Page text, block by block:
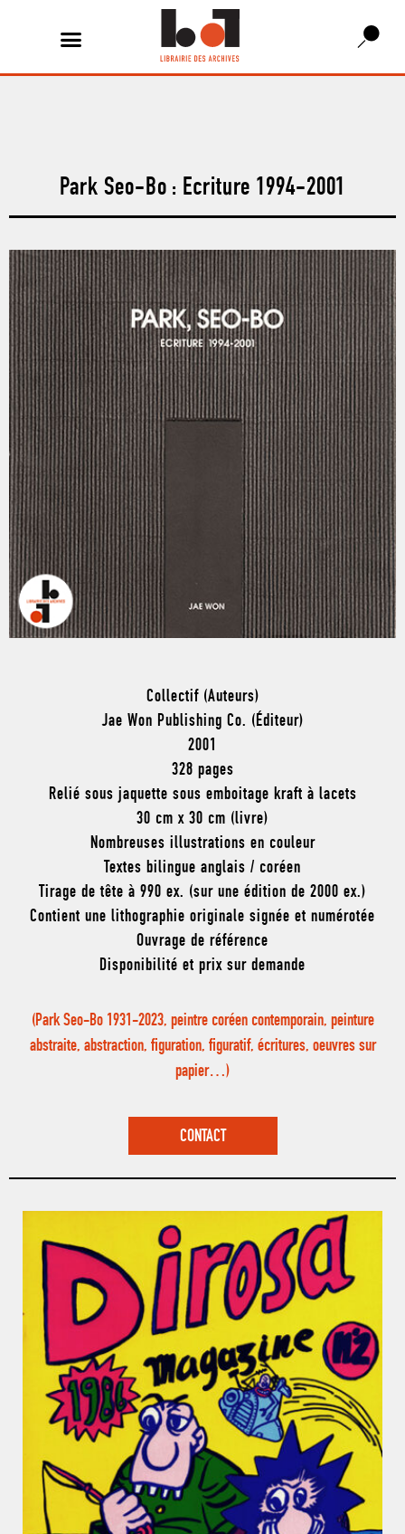
Park Seo-Bo : Ecriture 1994-2001
Collectif (Auteurs)
Jae Won Publishing Co. (Éditeur)
2001
328 pages
Relié sous jaquette sous emboitage kraft à lacets
30 cm x 30 cm (livre)
Nombreuses illustrations en couleur
Textes bilingue anglais / coréen
Tirage de tête à 990 ex. (sur une édition de 2000 ex.)
Contient une lithographie originale signée et numérotée
Ouvrage de référence
Disponibilité et prix sur demande
(Park Seo-Bo 1931-2023, peintre coréen contemporain, peinture
abstraite, abstraction, figuration, figuratif, écritures, oeuvres sur
papier…)
CONTACT